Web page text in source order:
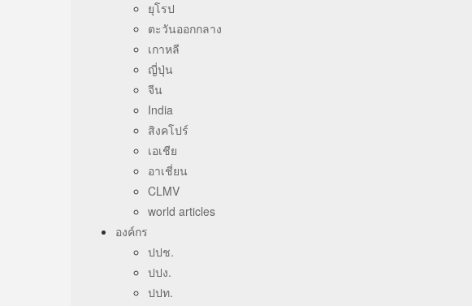
ยุโรป
ตะวันออกกลาง
เกาหลี
ญี่ปุ่น
จีน
India
สิงคโปร์
เอเชีย
อาเชี่ยน
CLMV
world articles
องค์กร
ปปช.
ปปง.
ปปท.